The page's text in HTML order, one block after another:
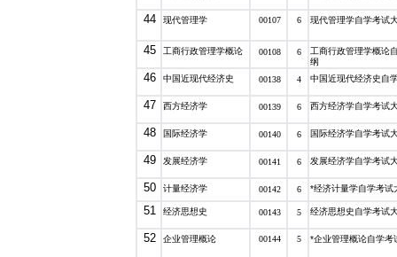
44 现代管理学 00107 6 现代管理学自学考试
45 工商行政管理学概论 00108 6
工商行政管理学概论
纲
46 中国近现代经济史 00138 4 中国近现代经济史自
47 西方经济学 00139 6 西方经济学自学考试
48 国际经济学 00140 6 国际经济学自学考试
49 发展经济学 00141 6 发展经济学自学考试
50 计量经济学 00142 6 *经济计量学自学考试
51 经济思想史 00143 5 经济思想史自学考试
52 企业管理概论 00144 5 *企业管理概论自学考